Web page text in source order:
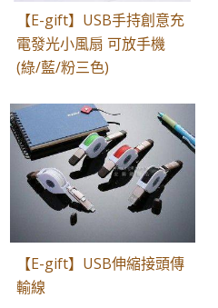
【E-gift】USB手持創意充
電發光小風扇 可放手機
(綠/藍/粉三色)
【E-gift】USB伸縮接頭傳
輸線